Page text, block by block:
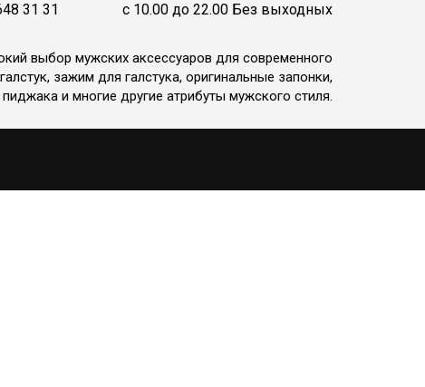
31 31 c 10.00 до 22.00 Без выходных
выбор мужских аксессуаров для современного
зажим для галстука, оригинальные запонки,
и многие другие атрибуты мужского стиля.